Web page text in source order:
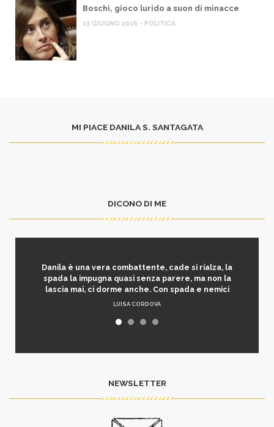
Boschi, gioco lurido a suon di minacce
13 GIUGNO 2016 - POLITICA
MI PIACE DANILA S. SANTAGATA
DICONO DI ME
Danila è una vera combattente, cade si rialza, la
spada la impugna quasi senza parere, ma non la
lascia mai, ci dorme anche. Con spada e nemici
LUISA CORDOVA
NEWSLETTER